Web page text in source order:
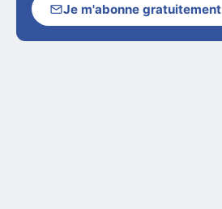
Je m'abonne gratuitement